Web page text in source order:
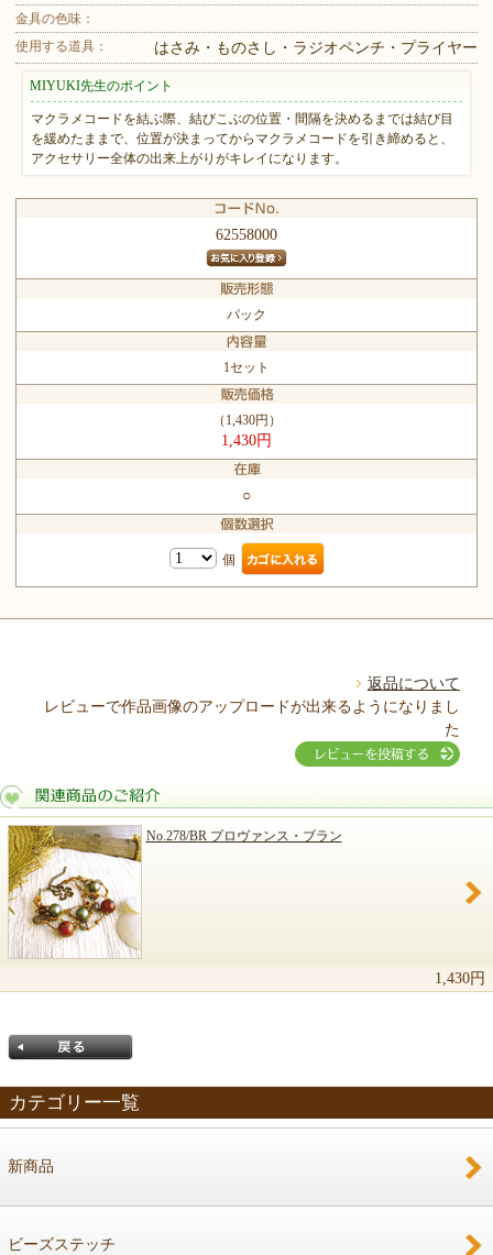
金具の色味：
使用する道具：
はさみ・ものさし・ラジオペンチ・プライヤー
MIYUKI先生のポイント
マクラメコードを結ぶ際、結びこぶの位置・間隔を決めるまでは結び目
を緩めたままで、位置が決まってからマクラメコードを引き締めると、
アクセサリー全体の出来上がりがキレイになります。
62558000
パック
1セット
（1,430円）
1,430円
○
個
返品について
レビューで作品画像のアップロードが出来るようになりまし
た
No.278/BR プロヴァンス・ブラン
1,430円
カテゴリー一覧
新商品
ビーズステッチ